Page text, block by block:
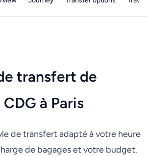
transfert de
à Paris
de transfert adapté à votre heure
de bagages et votre budget.